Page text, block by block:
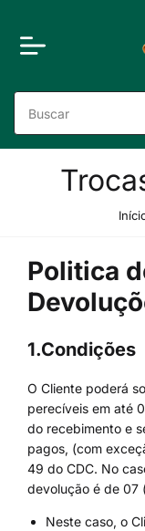
Politica
1.Condições
O Cliente poderá
perecíveis em até
do recebimento e
pagos, (com
49 do CDC. No
devolução é de 07
Neste caso, o